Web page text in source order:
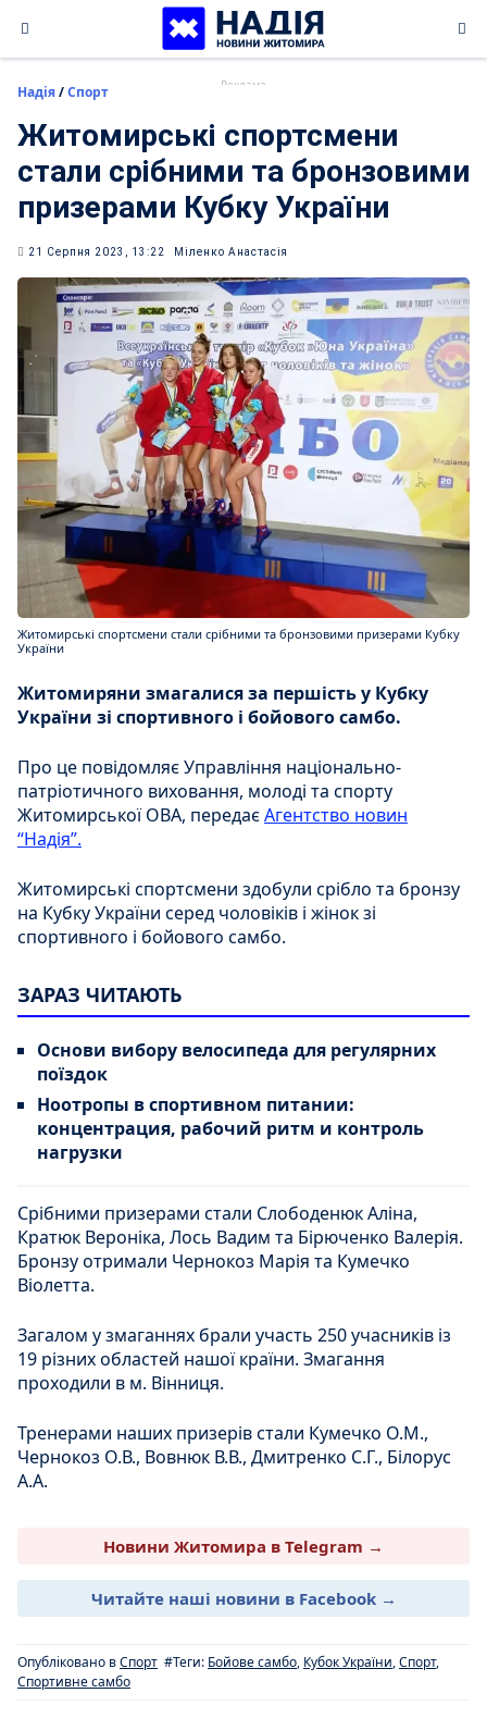
content
Надія/Спорт
Житомирські спортсмени
стали срібними та бронзовими
призерами Кубку України
21 Серпня 2023, 13:22 Міленко Анастасія
Житомирські спортсмени стали срібними та бронзовими призерами Кубку
України
Житомиряни змагалися за першість у Кубку
України зі спортивного і бойового самбо.
Про це повідомляє Управління національно-
патріотичного виховання, молоді та спорту
Житомирської ОВА, передаєАгентство новин
“Надія”.
Житомирські спортсмени здобули срібло та бронзу
на Кубку України серед чоловіків і жінок зі
спортивного і бойового самбо.
ЗАРАЗ ЧИТАЮТЬ
Основи вибору велосипеда для регулярних
поїздок
Ноотропы в спортивном питании:
концентрация, рабочий ритм и контроль
нагрузки
Срібними призерами стали Слободенюк Аліна,
Кратюк Вероніка, Лось Вадим та Бірюченко Валерія.
Бронзу отримали Чернокоз Марія та Кумечко
Віолетта.
Загалом у змаганнях брали участь 250 учасників із
19 різних областей нашої країни. Змагання
проходили в м. Вінниця.
Тренерами наших призерів стали Кумечко О.М.,
Чернокоз О.В., Вовнюк В.В., Дмитренко С.Г., Білорус
А.А.
Новини Житомира в Telegram →
Читайте наші новини в Facebook →
Опубліковано вСпорт #Теги: Бойове самбо, Кубок України,Спорт,
Спортивне самбо